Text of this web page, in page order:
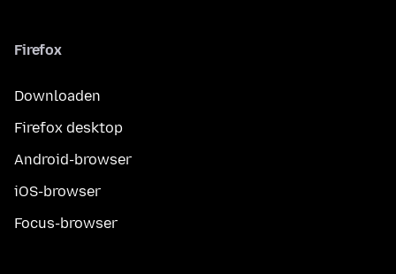
Firefox
Downloaden
Firefox desktop
Android-browser
iOS-browser
Focus-browser